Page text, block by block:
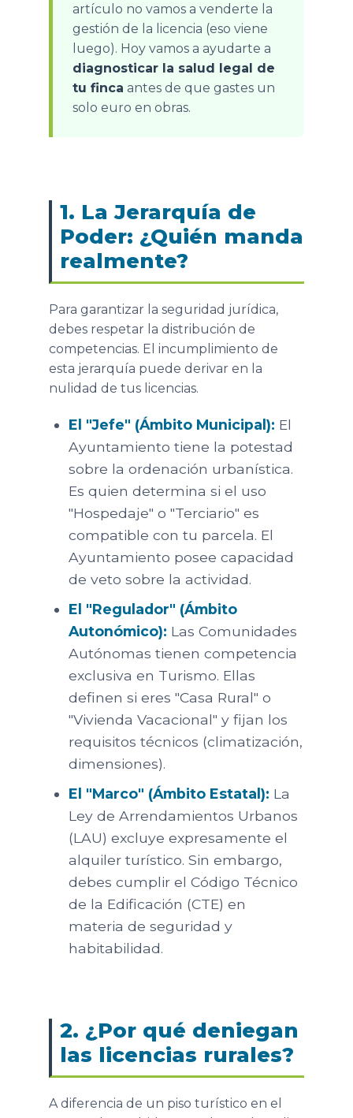
artículo no vamos a venderte la
gestión de la licencia (eso viene
luego). Hoy vamos a ayudarte a
diagnosticar la salud legal de
tu finca antes de que gastes un
solo euro en obras.
1. La Jerarquía de
Poder: ¿Quién manda
realmente?
Para garantizar la seguridad jurídica,
debes respetar la distribución de
competencias. El incumplimiento de
esta jerarquía puede derivar en la
nulidad de tus licencias.
El "Jefe" (Ámbito Municipal): El
Ayuntamiento tiene la potestad
sobre la ordenación urbanística.
Es quien determina si el uso
"Hospedaje" o "Terciario" es
compatible con tu parcela. El
Ayuntamiento posee capacidad
de veto sobre la actividad.
El "Regulador" (Ámbito
Autonómico): Las Comunidades
Autónomas tienen competencia
exclusiva en Turismo. Ellas
definen si eres "Casa Rural" o
"Vivienda Vacacional" y fijan los
requisitos técnicos (climatización,
dimensiones).
El "Marco" (Ámbito Estatal): La
Ley de Arrendamientos Urbanos
(LAU) excluye expresamente el
alquiler turístico. Sin embargo,
debes cumplir el Código Técnico
de la Edificación (CTE) en
materia de seguridad y
habitabilidad.
2. ¿Por qué deniegan
las licencias rurales?
A diferencia de un piso turístico en el